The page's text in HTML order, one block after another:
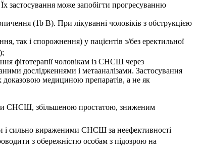
застосування може запобігти прогресуванню
(1b В). При лікуванні чоловіків з обструкцією
так і спорожнення) у пацієнтів з/без еректильної
фітотерапії чоловікам із СНСШ через
дослідженнями і метааналізами. Застосування
доказовою медициною препаратів, а не як
СНСШ, збільшеною простатою, зниженим
і сильно вираженими СНСШ за неефективності
з обережністю особам з підозрою на